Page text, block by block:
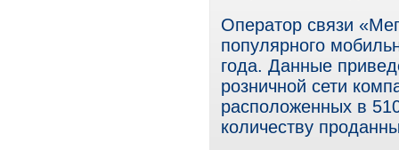
Оператор связи
популярного
года. Данные
розничной сети
расположенных в
количеству